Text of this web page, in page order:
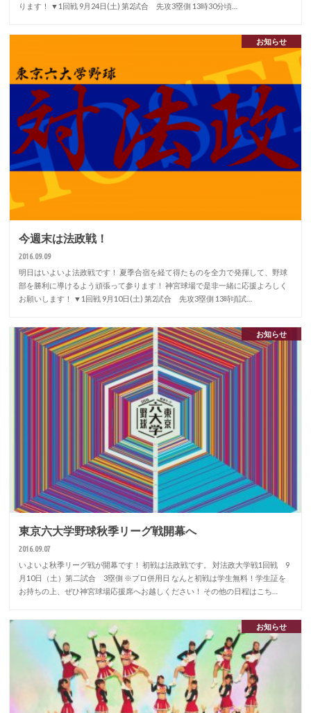
ります！ ▼1回戦 9月24日(土) 第2試合 先攻3塁側 13時30分頃…
お知らせ
今週末は法政戦！
2016.09.09
明日はいよいよ法政戦です！ 夏季合宿を経て得たものを全力で発揮して、野球
部を勝利に導けるよう頑張って参ります！ 神宮球場で是非一緒に応援よろしく
お願いします！ ▼1回戦 9月10日(土) 第2試合 先攻3塁側 13時頃試…
お知らせ
東京六大学野球秋季リーグ戦開幕へ
2016.09.07
いよいよ秋季リーグ戦が開幕です！ 初戦は法政戦です。 対法政大学戦1回戦 9
月10日（土）第二試合 3塁側 ※プロ併用日 なんと初戦は学生無料！学生証を
お持ちの上、ぜひ神宮球場応援席へお越しください！ その他の日程はこち…
お知らせ